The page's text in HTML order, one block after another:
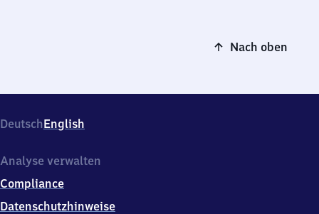
Nach oben
DeutschEnglish
Analyse verwalten
Compliance
Datenschutzhinweise